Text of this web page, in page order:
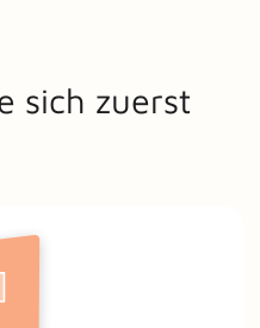
sich zuerst